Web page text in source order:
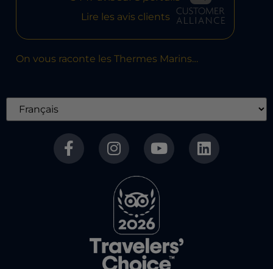
Lire les avis clients
On vous raconte les Thermes Marins…